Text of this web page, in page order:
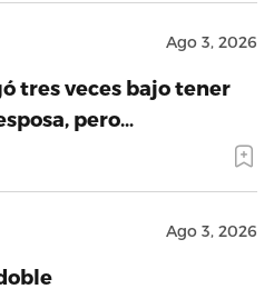
Ago 3, 2026
tres veces bajo tener
pero…
Ago 3, 2026